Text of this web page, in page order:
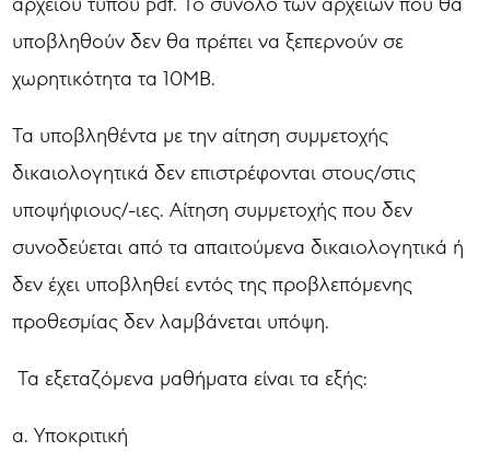
υποβληθούν δεν θα πρέπει να ξεπερνούν σε
χωρητικότητα τα 10ΜΒ.
Τα υποβληθέντα με την αίτηση συμμετοχής
δικαιολογητικά δεν επιστρέφονται στους/στις
υποψήφιους/-ιες. Αίτηση συμμετοχής που δεν
συνοδεύεται από τα απαιτούμενα δικαιολογητικά ή
δεν έχει υποβληθεί εντός της προβλεπόμενης
προθεσμίας δεν λαμβάνεται υπόψη.
Τα εξεταζόμενα μαθήματα είναι τα εξής:
α. Υποκριτική